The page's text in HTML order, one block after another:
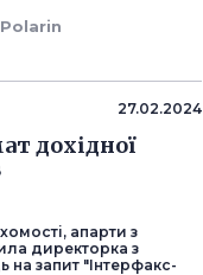
Polarin
27.02.2024
дохідної
апарти з
директорка з
на запит "Інтерфакс-